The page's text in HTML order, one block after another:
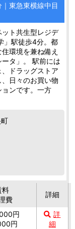
東急東横線中目
ト共生型レジデ
」駅徒歩4分。都
環境を兼ね備え
タ」。 駅前には
ドラッグストア
日々のお買い物
ンです。一方
料
費
詳細
円
円
詳
細